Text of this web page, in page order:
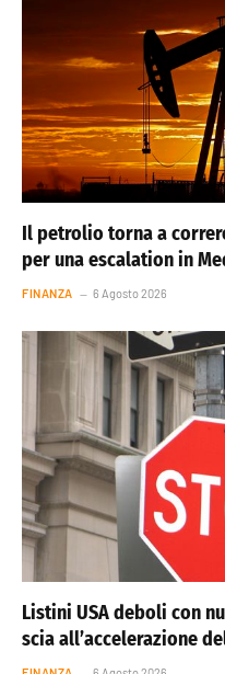
Il petrolio torna a
per una escalation in
FINANZA 6 Agosto 2026
Listini USA deboli con
scia all’accelerazione